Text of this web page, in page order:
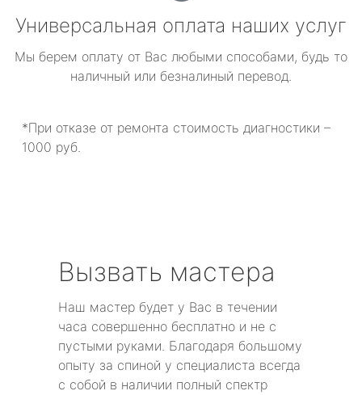
Универсальная оплата наших услуг
Мы берем оплату от Вас любыми способами, будь то
наличный или безналиный перевод.
*При отказе от ремонта стоимость диагностики –
1000 руб.
Вызвать мастера
Наш мастер будет у Вас в течении
часа совершенно бесплатно и не с
пустыми руками. Благодаря большому
опыту за спиной у специалиста всегда
с собой в наличии полный спектр